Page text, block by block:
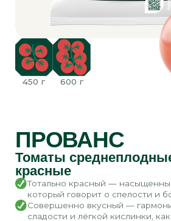
Вкус этого томата — словно
вечер в Провансе:
аромат и бархатистая
спелых плодов